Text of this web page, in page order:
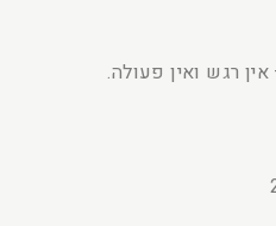
רגש ואין פעולה.